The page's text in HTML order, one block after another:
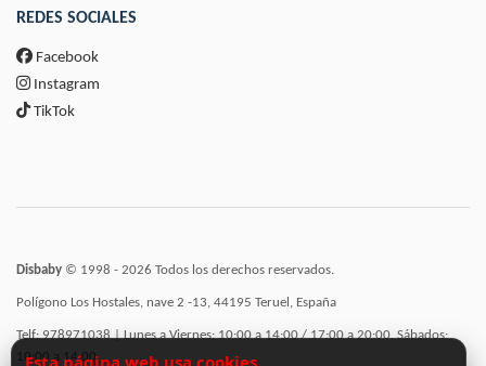
REDES SOCIALES
Facebook
Instagram
TikTok
Disbaby © 1998 - 2026 Todos los derechos reservados.
Polígono Los Hostales, nave 2 -13, 44195 Teruel, España
Telf: 978971038 | Lunes a Viernes: 10:00 a 14:00 / 17:00 a 20:00, Sábados:
10:00 a 14:00
Esta página web usa cookies